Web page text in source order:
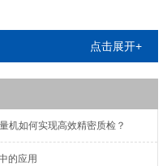
点击展开+
机如何实现高效精密质检？
的应用